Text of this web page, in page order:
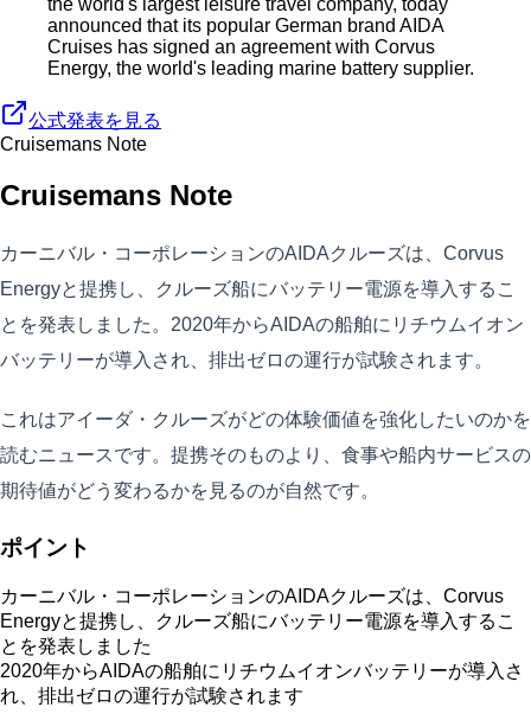
announced that its popular German brand AIDA
Cruises has signed an agreement with Corvus
Energy, the world's leading marine battery supplier.
公式発表を見る
Cruisemans Note
Cruisemans Note
カーニバル・コーポレーションのAIDAクルーズは、Corvus
Energyと提携し、クルーズ船にバッテリー電源を導入するこ
とを発表しました。2020年からAIDAの船舶にリチウムイオン
バッテリーが導入され、排出ゼロの運行が試験されます。
これはアイーダ・クルーズがどの体験価値を強化したいのかを
読むニュースです。提携そのものより、食事や船内サービスの
期待値がどう変わるかを見るのが自然です。
ポイント
カーニバル・コーポレーションのAIDAクルーズは、Corvus
Energyと提携し、クルーズ船にバッテリー電源を導入するこ
とを発表しました
2020年からAIDAの船舶にリチウムイオンバッテリーが導入さ
れ、排出ゼロの運行が試験されます